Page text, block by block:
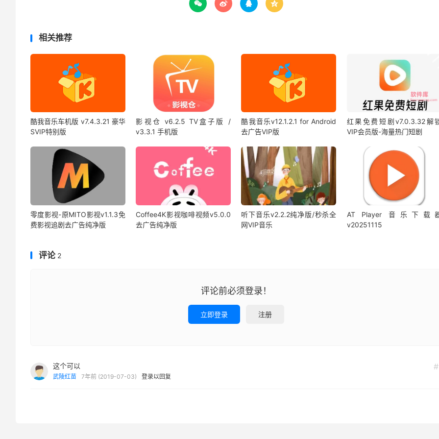
   
相关推荐
酷我音乐车机版 v7.4.3.21 豪华
SVIP特别版
影视仓 v6.2.5 TV盒子版 /
v3.3.1 手机版
酷我音乐v12.1.2.1 for Android
去广告VIP版
红果免费短剧v7.0.3.32解
VIP会员版-海量热门短剧
零度影视-原MITO影视v1.1.3免
费影视追剧去广告纯净版
Coffee4K影视咖啡视频v5.0.0
去广告纯净版
听下音乐v2.2.2纯净版/秒杀全
网VIP音乐
AT Player 音乐下载
v20251115
评论 2
评论前必须登录！
立即登录 注册
这个可以
武陵红苗 7年前 (2019-07-03) 登录以回复